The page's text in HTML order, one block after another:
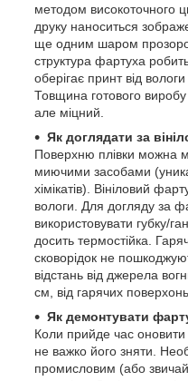
методом високоточного
друку наноситься
ще одним шаром
структура фартуха
оберігає принт від
Товщина готового
але міцний.
Як доглядати за
Поверхню плівки можна
миючими засобами
хімікатів). Вініловий
вологи. Для догляду за
використовувати губку/
досить термостійка.
сковорідок не
відстань від джерела
см, від гарячих
Як демонтувати
Коли прийде час
не важко його зняти.
промисловим (або